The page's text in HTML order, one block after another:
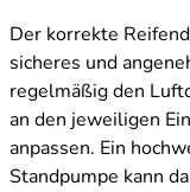
Der korrekte
sicheres und
regelmäßig den
an den jeweiligen
anpassen. Ein
Standpumpe kann